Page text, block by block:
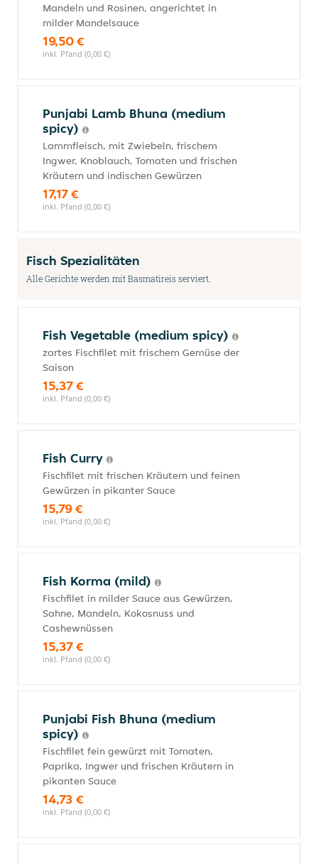
Mandeln und Rosinen, angerichtet in
milder Mandelsauce
19,50 €
inkl. Pfand (0,00 €)
Punjabi Lamb Bhuna (medium
spicy)
Lammfleisch, mit Zwiebeln, frischem
Ingwer, Knoblauch, Tomaten und frischen
Kräutern und indischen Gewürzen
17,17 €
inkl. Pfand (0,00 €)
Fisch Spezialitäten
Alle Gerichte werden mit Basmatireis serviert.
Fish Vegetable (medium spicy)
zartes Fischfilet mit frischem Gemüse der
Saison
15,37 €
inkl. Pfand (0,00 €)
Fish Curry
Fischfilet mit frischen Kräutern und feinen
Gewürzen in pikanter Sauce
15,79 €
inkl. Pfand (0,00 €)
Fish Korma (mild)
Fischfilet in milder Sauce aus Gewürzen,
Sahne, Mandeln, Kokosnuss und
Cashewnüssen
15,37 €
inkl. Pfand (0,00 €)
Punjabi Fish Bhuna (medium
spicy)
Fischfilet fein gewürzt mit Tomaten,
Paprika, Ingwer und frischen Kräutern in
pikanten Sauce
14,73 €
inkl. Pfand (0,00 €)